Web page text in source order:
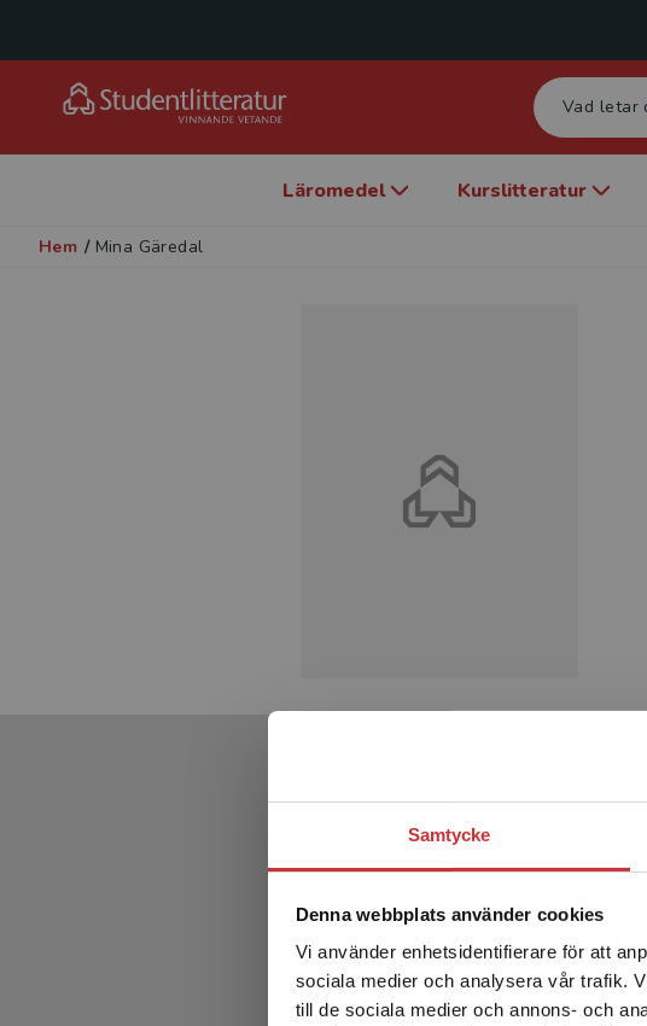
Samtycke
Denna webbplats använder cookies
Vi använder enhetsidentifierare för att
sociala medier och analysera vår trafik.
till de sociala medier och annons- och
Det
enhet
Sverige.
Läromedel Kurslitteratur
Hem / Mina Gäredal